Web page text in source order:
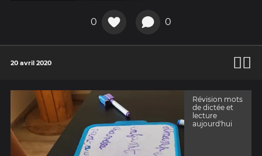
0 0
20 avril 2020 🧘‍♂️
Révision mots
de dictée et
lecture
aujourd'hui